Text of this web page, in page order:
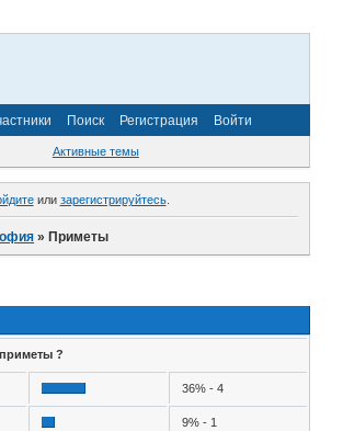
Поиск Регистрация Войти
Активные темы
или зарегистрируйтесь.
»Приметы
?
36% - 4
9% - 1